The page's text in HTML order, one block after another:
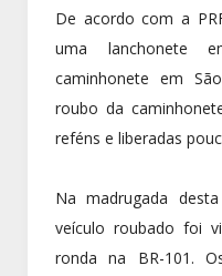
De acordo com a
uma lanchonete
caminhonete em
roubo da
reféns e liberadas
Na madrugada
veículo roubado foi
ronda na BR-101.